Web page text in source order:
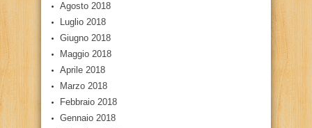
Agosto 2018
Luglio 2018
Giugno 2018
Maggio 2018
Aprile 2018
Marzo 2018
Febbraio 2018
Gennaio 2018